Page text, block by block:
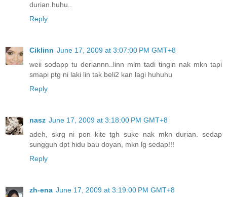
durian.huhu..
Reply
Ciklinn June 17, 2009 at 3:07:00 PM GMT+8
weii sodapp tu deriannn..linn mlm tadi tingin nak mkn tapi
smapi ptg ni laki lin tak beli2 kan lagi huhuhu
Reply
nasz June 17, 2009 at 3:18:00 PM GMT+8
adeh, skrg ni pon kite tgh suke nak mkn durian. sedap
sungguh dpt hidu bau doyan, mkn lg sedap!!!
Reply
zh-ena June 17, 2009 at 3:19:00 PM GMT+8